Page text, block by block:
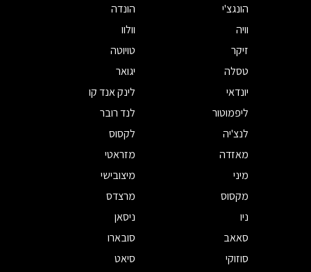
הונגצ'י
הונדה
וויה
וולוו
זיקר
טויוטה
טסלה
יגואר
יונדאי
לינק אנד קו
ליפמוטור
לנד רובר
לנצ'יה
לקסוס
מאזדה
מזראטי
מיני
מיצובישי
מקסוס
מרצדס
ניו
ניסאן
סאאב
סובארו
סוזוקי
סיאט